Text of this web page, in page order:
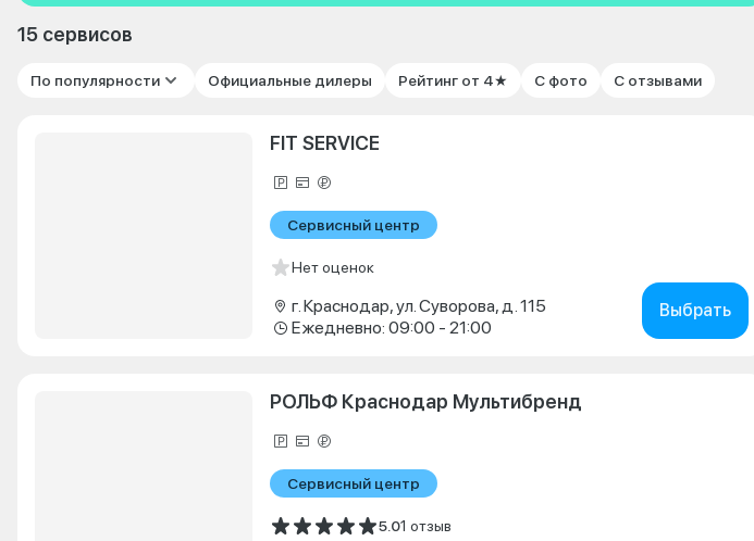
15 сервисов
По популярности Официальные дилеры Рейтинг от 4★ С фото С отзывами
FIT SERVICE
Сервисный центр
Нет оценок
г. Краснодар, ул. Суворова, д. 115
Ежедневно: 09:00 - 21:00
Выбрать
РОЛЬФ Краснодар Мультибренд
Сервисный центр
5.01 отзыв